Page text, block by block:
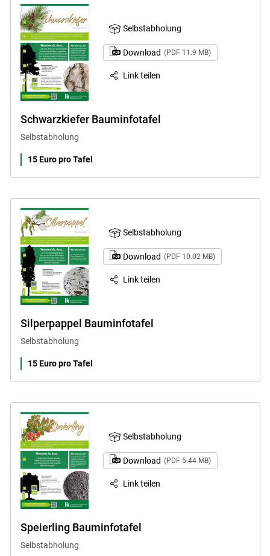
Selbstabholung
Download (PDF 11.9 MB)
Link teilen
Schwarzkiefer Bauminfotafel
Selbstabholung
15 Euro pro Tafel
Selbstabholung
Download (PDF 10.02 MB)
Link teilen
Silperpappel Bauminfotafel
Selbstabholung
15 Euro pro Tafel
Selbstabholung
Download (PDF 5.44 MB)
Link teilen
Speierling Bauminfotafel
Selbstabholung